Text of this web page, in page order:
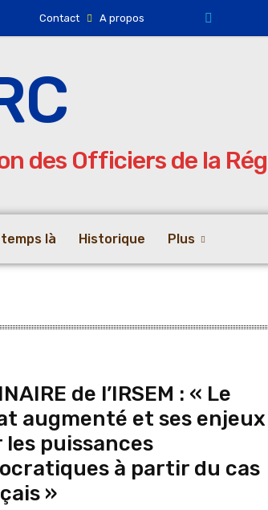
Contact A propos
des Officiers de la
là Historique Plus
de l’IRSEM : « Le
augmenté et ses enjeux
les puissances
à partir du cas
»